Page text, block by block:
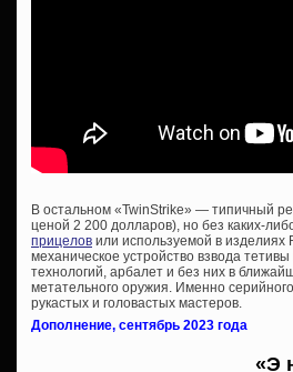
В остальном «TwinStrike» — типичный
ценой 2 200 долларов), но без каких-
прицелов или используемой в изделиях
механическое устройство взвода
технологий, арбалет и без них в
метательного оружия. Именно
рукастых и головастых мастеров.
Дополнение, сентябрь 2023 года
«Э